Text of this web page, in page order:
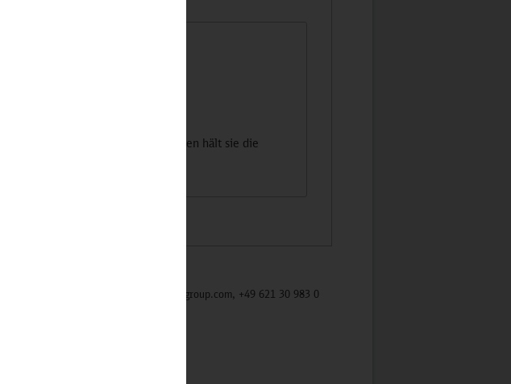
verarbeitet und vorfallen hält sie die
https://mycybergroup.com, +49 621 30 983 0